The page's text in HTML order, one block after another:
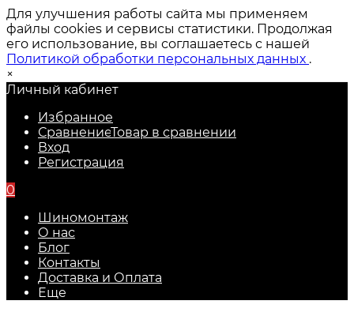
Для улучшения работы сайта мы применяем
файлы cookies и сервисы статистики. Продолжая
его использование, вы соглашаетесь с нашей
Политикой обработки персональных данных .
×
Личный кабинет
Избранное
СравнениеТовар в сравнении
Вход
Регистрация
0
Шиномонтаж
О нас
Блог
Контакты
Доставка и Оплата
Еще